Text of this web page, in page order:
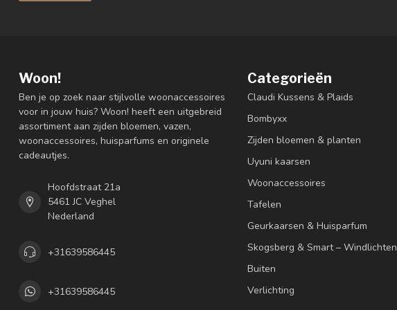
Woon!
Ben je op zoek naar stijlvolle woonaccessoires
voor in jouw huis? Woon! heeft een uitgebreid
assortiment aan zijden bloemen, vazen,
woonaccessoires, huisparfums en originele
cadeautjes.
Hoofdstraat 21a
5461 JC Veghel
Nederland
+31639586445
+31639586445
Categorieën
Claudi Kussens & Plaids
Bombyxx
Zijden bloemen & planten
Uyuni kaarsen
Woonaccessoires
Tafelen
Geurkaarsen & Huisparfum
Skogsberg & Smart – Windlichten
Buiten
Verlichting